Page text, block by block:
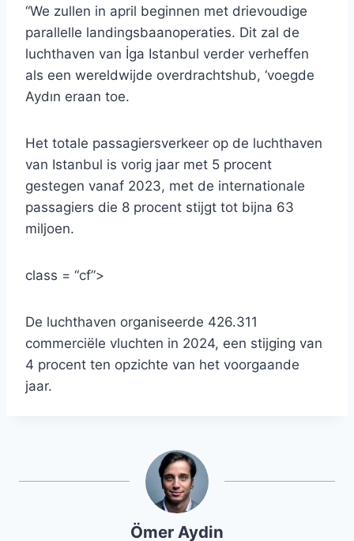
“We zullen in april beginnen met drievoudige
parallelle landingsbaanoperaties. Dit zal de
luchthaven van İga Istanbul verder verheffen
als een wereldwijde overdrachtshub, ‘voegde
Aydın eraan toe.
Het totale passagiersverkeer op de luchthaven
van Istanbul is vorig jaar met 5 procent
gestegen vanaf 2023, met de internationale
passagiers die 8 procent stijgt tot bijna 63
miljoen.
class = “cf”>
De luchthaven organiseerde 426.311
commerciële vluchten in 2024, een stijging van
4 procent ten opzichte van het voorgaande
jaar.
Ömer Aydin